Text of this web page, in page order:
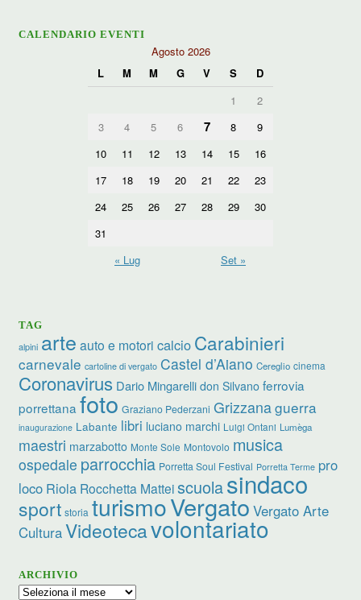
CALENDARIO EVENTI
Agosto 2026
L
M M G V S
D
1
2
3
4 5 6 7 8
9
10
11 12 13 14 15
16
17
18 19 20 21 22
23
24
25 26 27 28 29
30
31
« Lug
Set »
TAG
alpini arte auto e motori calcio Carabinieri
carnevale cartoline di vergato Castel d’Aiano Cereglio cinema
Coronavirus Dario Mingarelli don Silvano ferrovia
porrettana foto Graziano Pederzani Grizzanaguerra
inaugurazione Labante libri luciano marchi Luigi Ontani Lumèga
maestri marzabotto Monte Sole Montovolo musica
ospedale parrocchia Porretta Soul Festival Porretta Terme pro
loco Riola Rocchetta Matteiscuolasindaco
sport storia turismoVergato Vergato Arte
CulturaVideotecavolontariato
ARCHIVIO
Archivio